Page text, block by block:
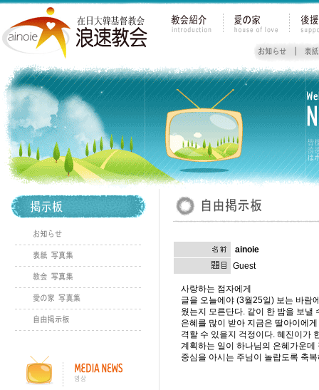
ainoie
Guest
사랑하는 점자에게
글을 오늘에야 (3월25일) 보는 바람
웠는지 모른단다. 같이 한 밤을 보낼
은혜를 많이 받아 지금은 딸아이에
격할 수 있을지 걱정이다. 혜진이가
계획하는 일이 하나님의 은혜가운
중심을 아시는 주님이 놀랍도록 축